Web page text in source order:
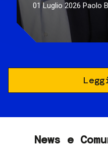
01 Luglio 2026 Paolo
News e